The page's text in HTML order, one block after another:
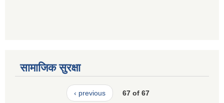
सामाजिक सुरक्षा
‹ previous 67 of 67